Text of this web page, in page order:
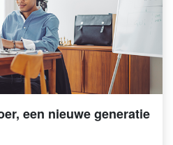
een nieuwe generatie